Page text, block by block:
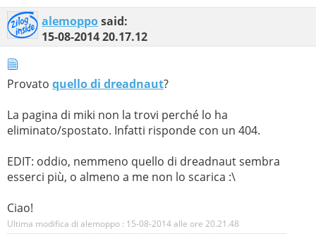
alemopposaid:
15-08-201420.17.12
Provato quello di dreadnaut?
La pagina di miki non la trovi perché lo ha
eliminato/spostato. Infatti risponde con un 404.
EDIT: oddio, nemmeno quello di dreadnaut sembra
esserci più, o almeno a me non lo scarica :\
Ciao!
Ultima modifica di alemoppo : 15-08-2014 alle ore 20.21.48